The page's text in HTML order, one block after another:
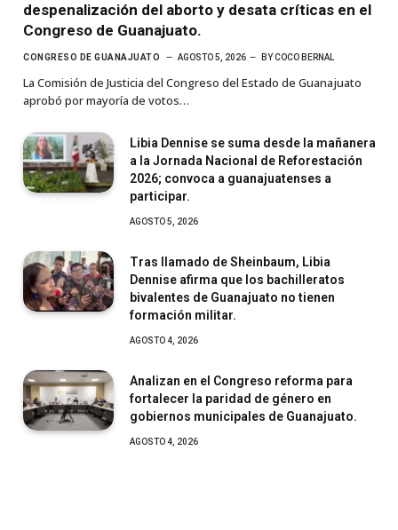
despenalización del aborto y desata críticas en el
Congreso de Guanajuato.
CONGRESO DE GUANAJUATO AGOSTO 5, 2026 BYCOCO BERNAL
La Comisión de Justicia del Congreso del Estado de Guanajuato
aprobó por mayoría de votos…
Libia Dennise se suma desde la mañanera
a la Jornada Nacional de Reforestación
2026; convoca a guanajuatenses a
participar.
AGOSTO 5, 2026
Tras llamado de Sheinbaum, Libia
Dennise afirma que los bachilleratos
bivalentes de Guanajuato no tienen
formación militar.
AGOSTO 4, 2026
Analizan en el Congreso reforma para
fortalecer la paridad de género en
gobiernos municipales de Guanajuato.
AGOSTO 4, 2026